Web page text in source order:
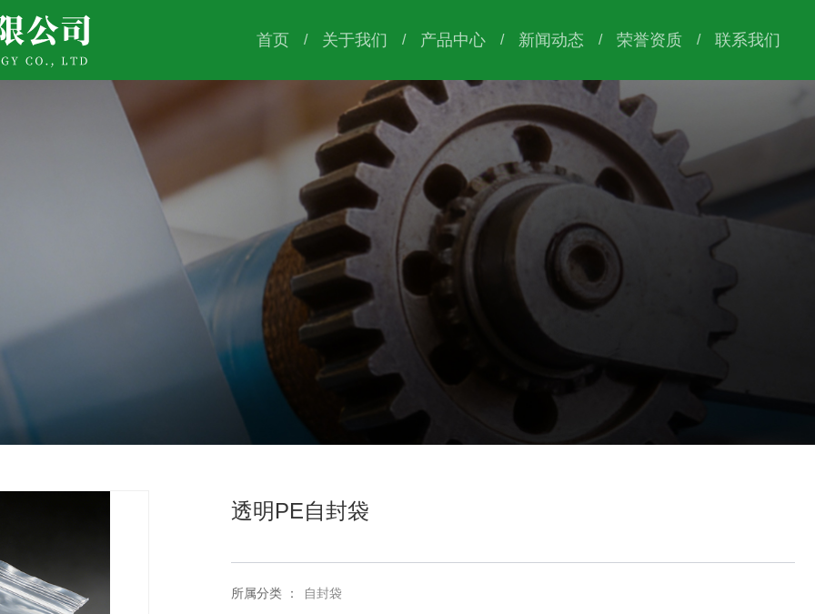
首页 / 关于我们 / 产品中心 / 新闻动态 / 荣誉资质 / 联系我们
透明PE自封袋
所属分类 ： 自封袋